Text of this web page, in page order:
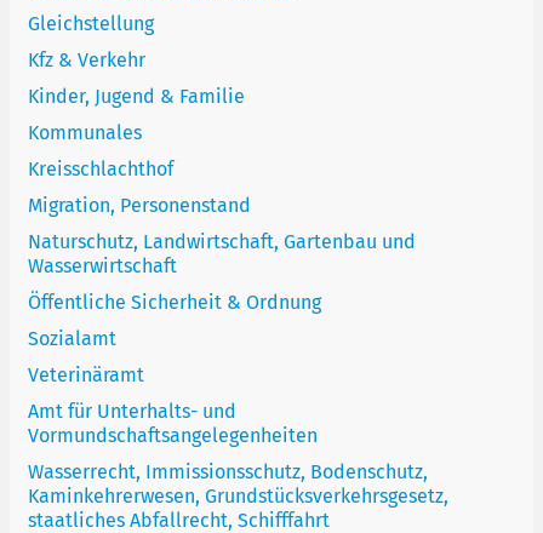
Gleichstellung
Kfz & Verkehr
Kinder, Jugend & Familie
Kommunales
Kreisschlachthof
Migration, Personenstand
Naturschutz, Landwirtschaft, Gartenbau und
Wasserwirtschaft
Öffentliche Sicherheit & Ordnung
Sozialamt
Veterinäramt
Amt für Unterhalts- und
Vormundschaftsangelegenheiten
Wasserrecht, Immissionsschutz, Bodenschutz,
Kaminkehrerwesen, Grundstücksverkehrsgesetz,
staatliches Abfallrecht, Schifffahrt